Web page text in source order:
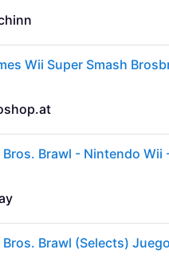
Bros. Brawl - Nintendo Wii